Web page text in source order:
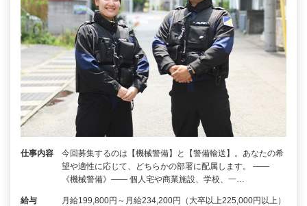
仕事内容
今回募集するのは【機械警備】と【警備輸送】。あなたの希
望や適性に応じて、どちらかの部署に配属します。 ――
《機械警備》―― 個人宅や商業施設、学校、一…
給与
月給199,800円～月給234,200円（大卒以上225,000円以上）